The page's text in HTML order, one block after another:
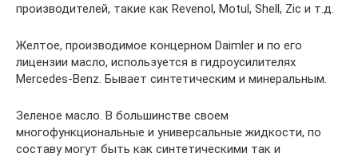
производителей, такие как Revenol, Motul, Shell, Zic и т.д.
Желтое, производимое концерном Daimler и по его
лицензии масло, используется в гидроусилителях
Mercedes-Benz. Бывает синтетическим и минеральным.
Зеленое масло. В большинстве своем
многофункциональные и универсальные жидкости, по
составу могут быть как синтетическими так и